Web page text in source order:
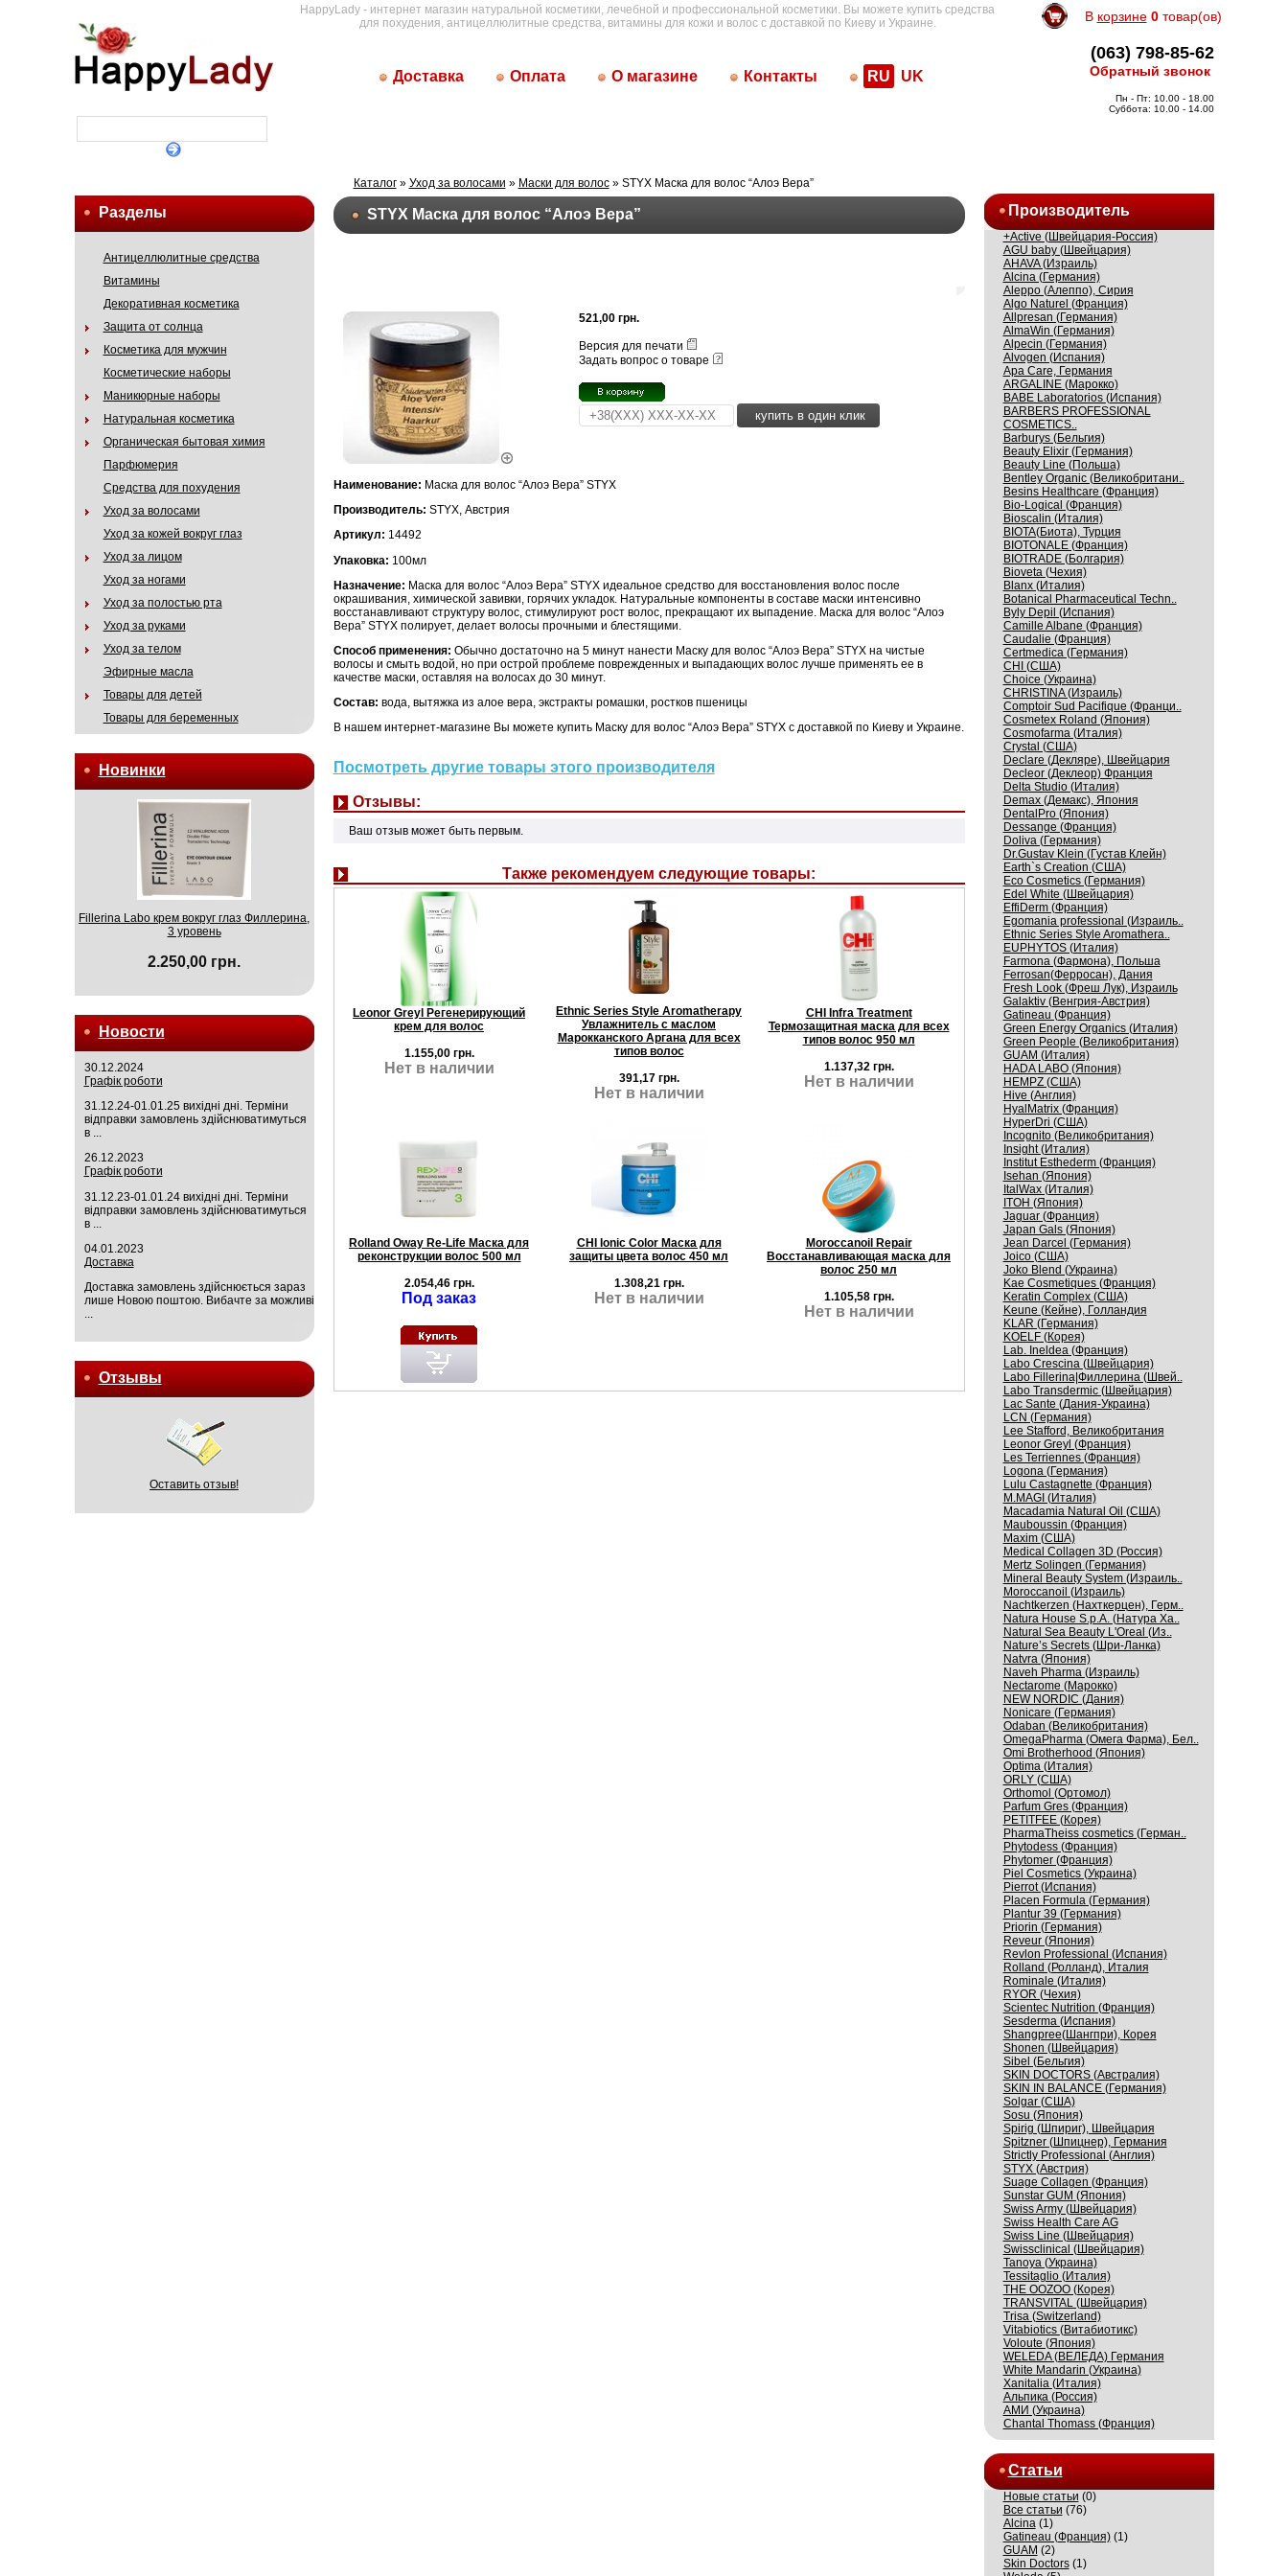
HappyLady - интернет магазин натуральной косметики, лечебной и профессиональной косметики. Вы можете купить средства
для похудения, антицеллюлитные средства, витамины для кожи и волос с доставкой по Киеву и Украине.
Доставка Оплата О магазине Контакты RU UK
В корзине 0товар(ов)
(063) 798-85-62
Обратный звонок
Пн - Пт: 10.00 - 18.00
Суббота: 10.00 - 14.00
Разделы
Антицеллюлитные средства
Витамины
Декоративная косметика
Защита от солнца
Косметика для мужчин
Косметические наборы
Маникюрные наборы
Натуральная косметика
Органическая бытовая химия
Парфюмерия
Средства для похудения
Уход за волосами
Уход за кожей вокруг глаз
Уход за лицом
Уход за ногами
Уход за полостью рта
Уход за руками
Уход за телом
Эфирные масла
Товары для детей
Товары для беременных
Новинки
Fillerina Labo крем вокруг глаз Филлерина,
3 уровень
2.250,00 грн.
Новости
30.12.2024
Графік роботи
31.12.24-01.01.25 вихідні дні. Терміни
відправки замовлень здійснюватимуться
в ...
26.12.2023
Графік роботи
31.12.23-01.01.24 вихідні дні. Терміни
відправки замовлень здійснюватимуться
в ...
04.01.2023
Доставка
Доставка замовлень здійснюється зараз
лише Новою поштою. Вибачте за можливі
...
Отзывы
Оставить отзыв!
Каталог» Уход за волосами » Маски для волос» STYX Маска для волос “Алоэ Вера”
STYX Маска для волос “Алоэ Вера”
521,00 грн.
Версия для печати
Задать вопрос о товаре
купить в один клик
Наименование: Маска для волос “Алоэ Вера” STYX
Производитель: STYX, Австрия
Артикул: 14492
Упаковка: 100мл
Назначение: Маска для волос “Алоэ Вера” STYX идеальное средство для восстановления волос после
окрашивания, химической завивки, горячих укладок. Натуральные компоненты в составе маски интенсивно
восстанавливают структуру волос, стимулируют рост волос, прекращают их выпадение. Маска для волос “Алоэ
Вера” STYX полирует, делает волосы прочными и блестящими.
Способ применения: Обычно достаточно на 5 минут нанести Маску для волос “Алоэ Вера” STYX на чистые
волосы и смыть водой, но при острой проблеме поврежденных и выпадающих волос лучше применять ее в
качестве маски, оставляя на волосах до 30 минут.
Состав: вода, вытяжка из алое вера, экстракты ромашки, ростков пшеницы
В нашем интернет-магазине Вы можете купить Маску для волос “Алоэ Вера” STYX с доставкой по Киеву и Украине.
Посмотреть другие товары этого производителя
Отзывы:
Ваш отзыв может быть первым.
Также рекомендуем следующие товары:
Leonor Greyl Регенерирующий
крем для волос
1.155,00 грн.
Нет в наличии
Ethnic Series Style Aromatherapy
Увлажнитель с маслом
Марокканского Аргана для всех
типов волос
391,17 грн.
Нет в наличии
CHI Infra Treatment
Термозащитная маска для всех
типов волос 950 мл
1.137,32 грн.
Нет в наличии
Rolland Oway Re-Life Маска для
реконструкции волос 500 мл
2.054,46 грн.
Под заказ
CHI Ionic Color Маска для
защиты цвета волос 450 мл
1.308,21 грн.
Нет в наличии
Moroccanoil Repair
Восстанавливающая маска для
волос 250 мл
1.105,58 грн.
Нет в наличии
Производитель
+Active (Швейцария-Россия)
AGU baby (Швейцария)
AHAVA (Израиль)
Alcina (Германия)
Aleppo (Алеппо), Сирия
Algo Naturel (Франция)
Allpresan (Германия)
AlmaWin (Германия)
Alpecin (Германия)
Alvogen (Испания)
Apa Care, Германия
ARGALINE (Марокко)
BABE Laboratorios (Испания)
BARBERS PROFESSIONAL
COSMETICS..
Barburys (Бельгия)
Beauty Elixir (Германия)
Beauty Line (Польша)
Bentley Organic (Великобритани..
Besins Healthcare (Франция)
Bio-Logical (Франция)
Bioscalin (Италия)
BIOTA(Биота), Турция
BIOTONALE (Франция)
BIOTRADE (Болгария)
Bioveta (Чехия)
Blanx (Италия)
Botanical Pharmaceutical Techn..
Byly Depil (Испания)
Camille Albane (Франция)
Caudalie (Франция)
Certmedica (Германия)
CHI (США)
Choice (Украина)
CHRISTINA (Израиль)
Comptoir Sud Pacifique (Франци..
Cosmetex Roland (Япония)
Cosmofarma (Италия)
Crystal (США)
Declare (Декляре), Швейцария
Decleor (Деклеор) Франция
Delta Studio (Италия)
Demax (Демакс), Япония
DentalPro (Япония)
Dessange (Франция)
Doliva (Германия)
Dr.Gustav Klein (Густав Клейн)
Earth`s Creation (США)
Eco Cosmetics (Германия)
Edel White (Швейцария)
EffiDerm (Франция)
Egomania professional (Израиль..
Ethnic Series Style Aromathera..
EUPHYTOS (Италия)
Farmona (Фармона), Польша
Ferrosan(Ферросан), Дания
Fresh Look (Фреш Лук), Израиль
Galaktiv (Венгрия-Австрия)
Gatineau (Франция)
Green Energy Organics (Италия)
Green People (Великобритания)
GUAM (Италия)
HADA LABO (Япония)
HEMPZ (США)
Hive (Англия)
HyalMatrix (Франция)
HyperDri (США)
Incognito (Великобритания)
Insight (Италия)
Institut Esthederm (Франция)
Isehan (Япония)
ItalWax (Италия)
ITOH (Япония)
Jaguar (Франция)
Japan Gals (Япония)
Jean Darcel (Германия)
Joico (США)
Joko Blend (Украина)
Kaе Cosmеtiques (Франция)
Keratin Complex (США)
Keune (Кейне), Голландия
KLAR (Германия)
KOELF (Корея)
Lab. Ineldea (Франция)
Labo Crescina (Швейцария)
Labo Fillerina|Филлерина (Швей..
Labo Transdermic (Швейцария)
Lac Sante (Дания-Украина)
LCN (Германия)
Lee Stafford, Великобритания
Leonor Greyl (Франция)
Les Terriennes (Франция)
Logona (Германия)
Lulu Castagnette (Франция)
M.MAGI (Италия)
Macadamia Natural Oil (США)
Mauboussin (Франция)
Maxim (США)
Medical Collagen 3D (Россия)
Mertz Solingen (Германия)
Mineral Beauty System (Израиль..
Moroccanoil (Израиль)
Nachtkerzen (Нахткерцен), Герм..
Natura House S.p.A. (Натура Ха..
Natural Sea Beauty L'Oreal (Из..
Nature’s Secrets (Шри-Ланка)
Natvra (Япония)
Naveh Pharma (Израиль)
Nectarome (Марокко)
NEW NORDIC (Дания)
Nonicare (Германия)
Odaban (Великобритания)
OmegaPharma (Омега Фарма), Бел..
Omi Brotherhood (Япония)
Optima (Италия)
ORLY (США)
Orthomol (Ортомол)
Parfum Gres (Франция)
PETITFEE (Корея)
PharmaTheiss cosmetics (Герман..
Phytodess (Франция)
Phytomer (Франция)
Piel Cosmetics (Украина)
Pierrot (Испания)
Placen Formula (Германия)
Plantur 39 (Германия)
Priorin (Германия)
Reveur (Япония)
Revlon Professional (Испания)
Rolland (Ролланд), Италия
Rominale (Италия)
RYOR (Чехия)
Scientec Nutrition (Франция)
Sesderma (Испания)
Shangpree(Шангпри), Корея
Shonen (Швейцария)
Sibel (Бельгия)
SKIN DOCTORS (Австралия)
SKIN IN BALANCE (Германия)
Solgar (США)
Sosu (Япония)
Spirig (Шпириг), Швейцария
Spitzner (Шпицнер), Германия
Strictly Professional (Англия)
STYX (Австрия)
Suage Collagen (Франция)
Sunstar GUM (Япония)
Swiss Army (Швейцария)
Swiss Health Care AG
Swiss Line (Швейцария)
Swissсlinical (Швейцария)
Tanoya (Украина)
Tessitaglio (Италия)
THE OOZOO (Корея)
TRANSVITAL (Швейцария)
Trisa (Switzerland)
Vitabiotics (Витабиотикс)
Voloute (Япония)
WELEDA (ВЕЛЕДА) Германия
White Mandarin (Украина)
Xanitalia (Италия)
Альпика (Россия)
АМИ (Украина)
Сhantal Thomass (Франция)
Статьи
Новые статьи (0)
Все статьи (76)
Alcina(1)
Gatineau (Франция)(1)
GUAM (2)
Skin Doctors(1)